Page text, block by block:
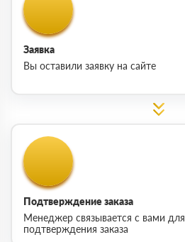
Заявка
Вы оставили заявку на сайте
Подтверждение заказа
Менеджер связывается с вами
подтверждения заказа